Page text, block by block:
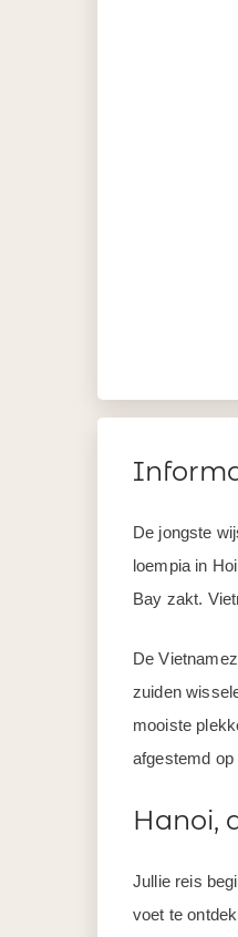
De jongste
loempia in
Bay zakt.
De
zuiden
mooiste
afgestemd op
Hanoi,
Jullie reis
voet te